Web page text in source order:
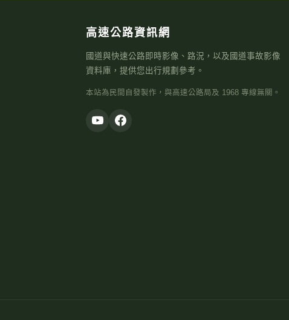
高速公路資訊網
國道與快速公路即時影像、路況，以及國道事故影像
資料庫，提供您出行規劃參考。
本站為民間自發製作，與高速公路局及 1968 專線無關。